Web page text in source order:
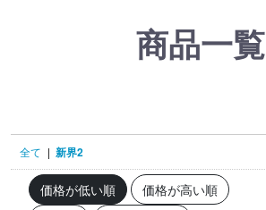
商品一覧
全て | 新界2
価格が低い順
価格が高い順